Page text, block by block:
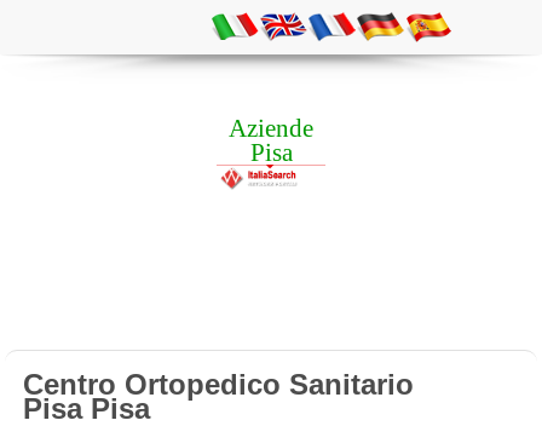
Aziende
Pisa
Centro Ortopedico Sanitario
Pisa Pisa